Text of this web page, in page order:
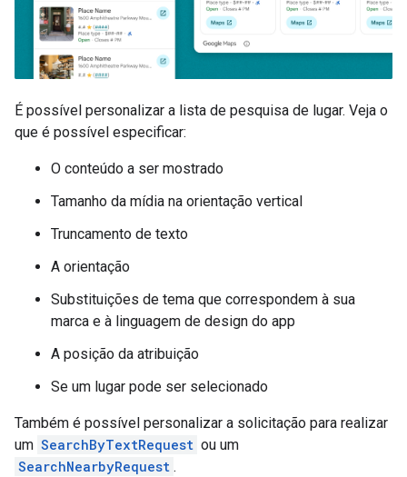
É possível personalizar a lista de pesquisa de lugar. Veja o
que é possível especificar:
O conteúdo a ser mostrado
Tamanho da mídia na orientação vertical
Truncamento de texto
A orientação
Substituições de tema que correspondem à sua
marca e à linguagem de design do app
A posição da atribuição
Se um lugar pode ser selecionado
Também é possível personalizar a solicitação para realizar
um SearchByTextRequest ou um
SearchNearbyRequest .